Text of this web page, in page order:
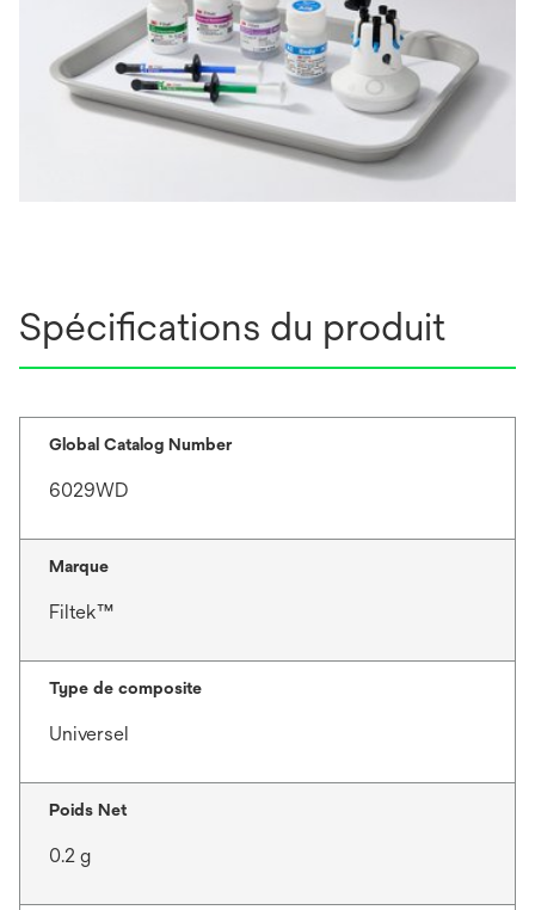
Spécifications du produit
Global Catalog Number
6029WD
Marque
Filtek™
Type de composite
Universel
Poids Net
0.2 g